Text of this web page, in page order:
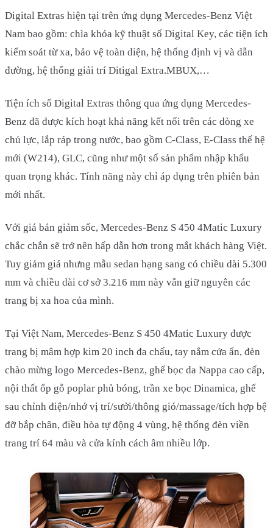
Digital Extras hiện tại trên ứng dụng Mercedes-Benz Việt
Nam bao gồm: chìa khóa kỹ thuật số Digital Key, các tiện ích
kiểm soát từ xa, bảo vệ toàn diện, hệ thống định vị và dẫn
đường, hệ thống giải trí Ditigal Extra.MBUX,…
Tiện ích số Digital Extras thông qua ứng dụng Mercedes-
Benz đã được kích hoạt khả năng kết nối trên các dòng xe
chủ lực, lắp ráp trong nước, bao gồm C-Class, E-Class thế hệ
mới (W214), GLC, cũng như một số sản phẩm nhập khẩu
quan trọng khác. Tính năng này chỉ áp dụng trên phiên bản
mới nhất.
Với giá bán giảm sốc, Mercedes-Benz S 450 4Matic Luxury
chắc chắn sẽ trở nên hấp dẫn hơn trong mắt khách hàng Việt.
Tuy giảm giá nhưng mẫu sedan hạng sang có chiều dài 5.300
mm và chiều dài cơ sở 3.216 mm này vẫn giữ nguyên các
trang bị xa hoa của mình.
Tại Việt Nam, Mercedes-Benz S 450 4Matic Luxury được
trang bị mâm hợp kim 20 inch đa chấu, tay nắm cửa ẩn, đèn
chào mừng logo Mercedes-Benz, ghế bọc da Nappa cao cấp,
nội thất ốp gỗ poplar phủ bóng, trần xe bọc Dinamica, ghế
sau chỉnh điện/nhớ vị trí/sưởi/thông gió/massage/tích hợp bệ
đỡ bắp chân, điều hòa tự động 4 vùng, hệ thống đèn viền
trang trí 64 màu và cửa kính cách âm nhiều lớp.